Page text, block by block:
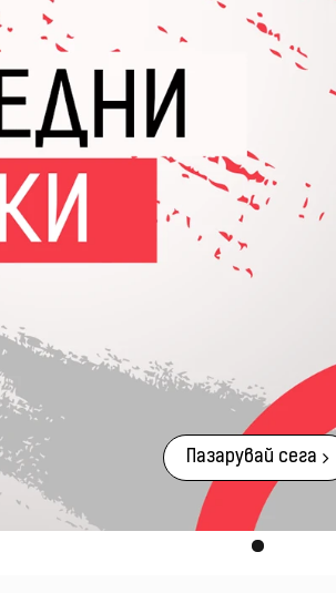
Пазарувай сега